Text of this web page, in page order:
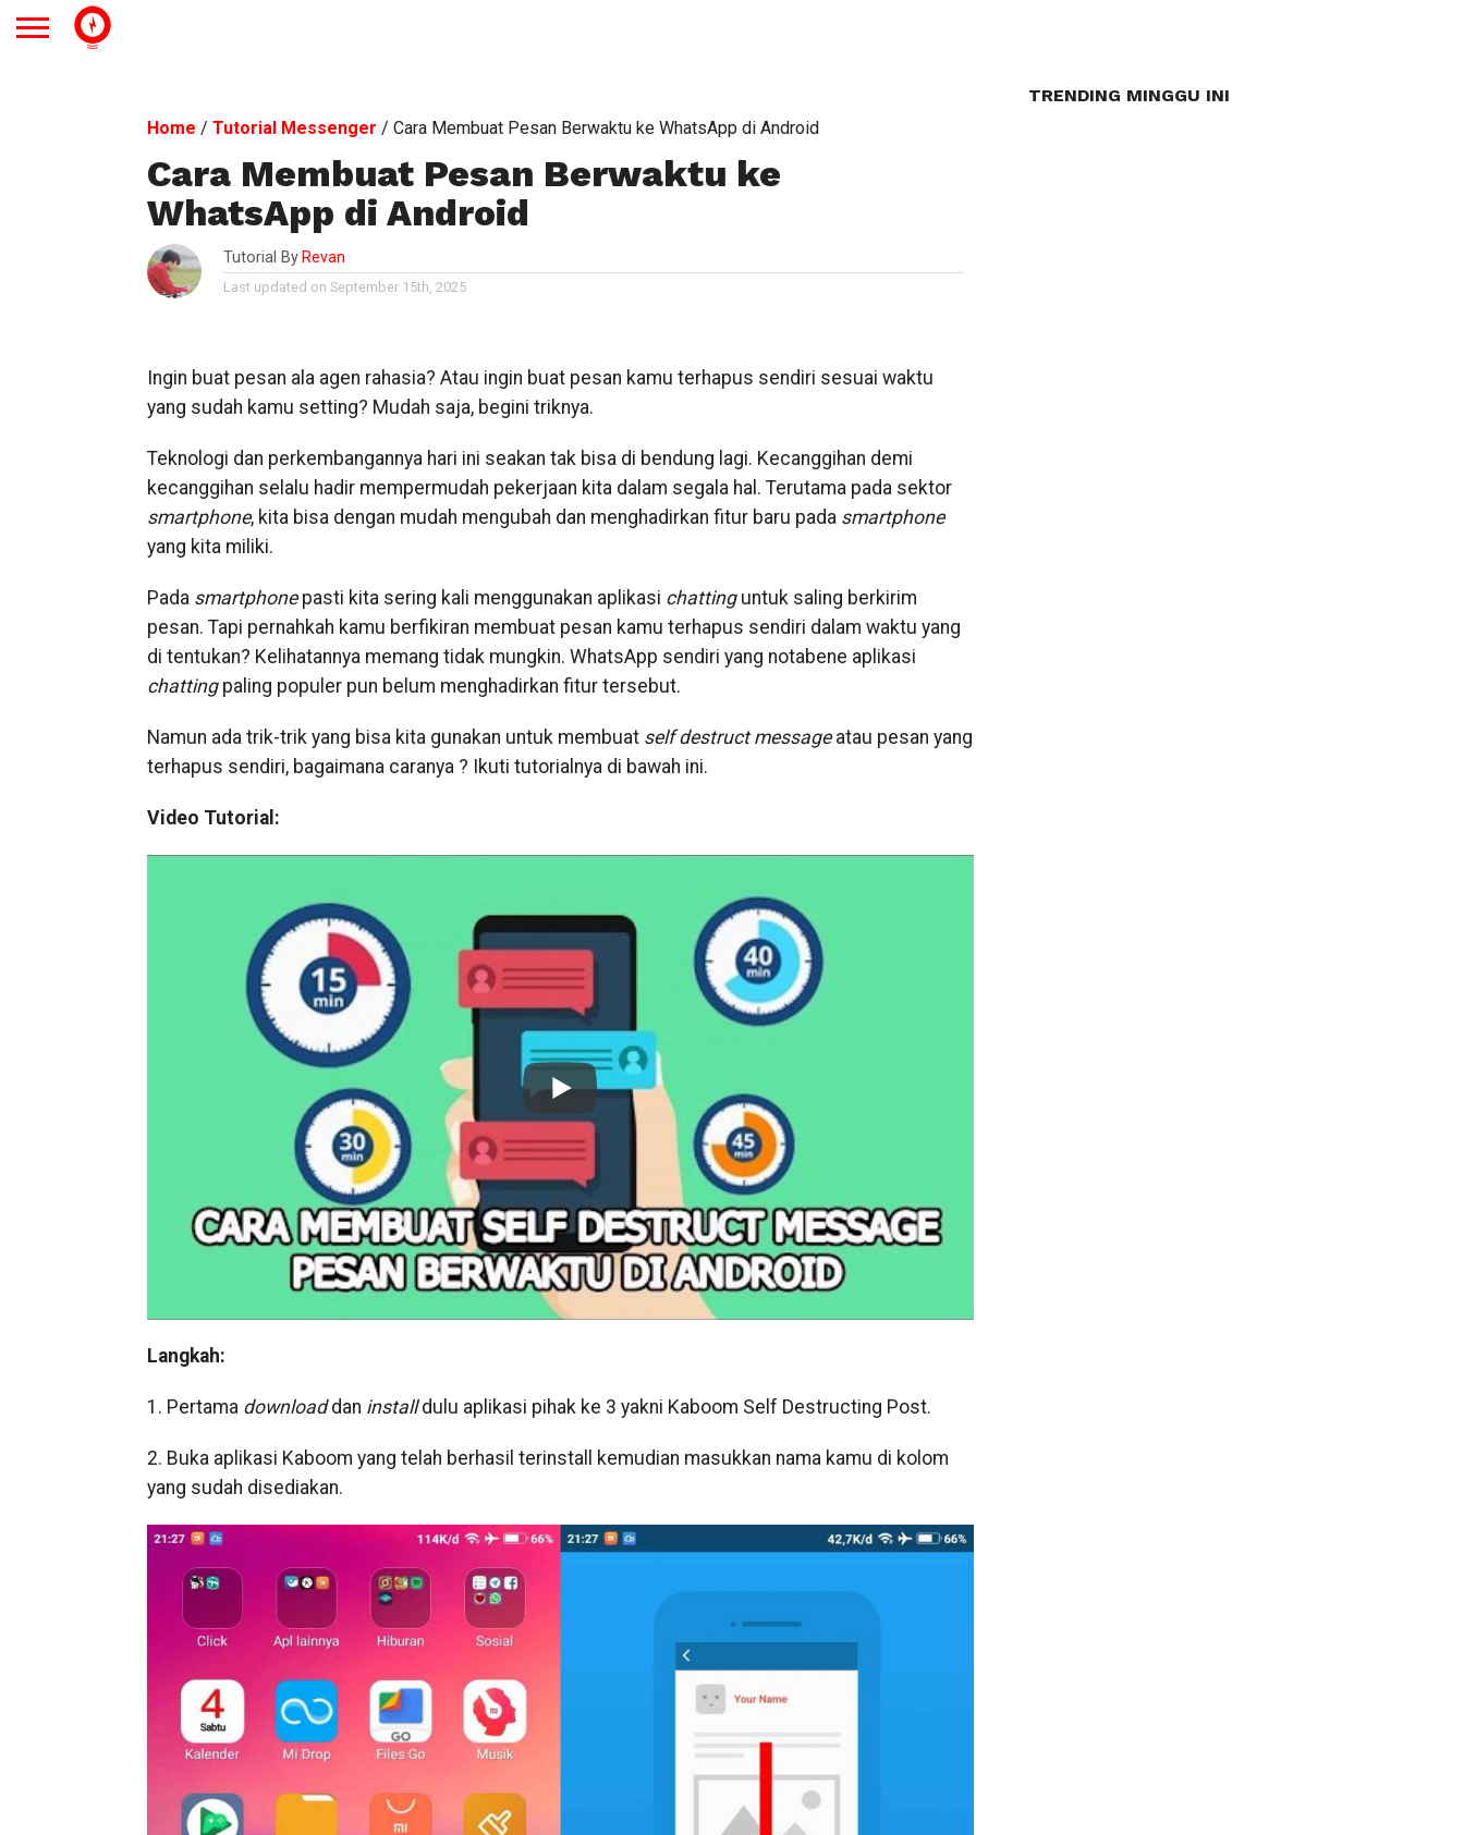
Home / Tutorial Messenger / Cara Membuat Pesan Berwaktu ke WhatsApp di Android
Cara Membuat Pesan Berwaktu ke
WhatsApp di Android
Tutorial By Revan
Last updated on September 15th, 2025
Ingin buat pesan ala agen rahasia? Atau ingin buat pesan kamu terhapus sendiri sesuai waktu
yang sudah kamu setting? Mudah saja, begini triknya.
Teknologi dan perkembangannya hari ini seakan tak bisa di bendung lagi. Kecanggihan demi
kecanggihan selalu hadir mempermudah pekerjaan kita dalam segala hal. Terutama pada sektor
smartphone, kita bisa dengan mudah mengubah dan menghadirkan fitur baru pada smartphone
yang kita miliki.
Pada smartphonepasti kita sering kali menggunakan aplikasi chattinguntuk saling berkirim
pesan. Tapi pernahkah kamu berfikiran membuat pesan kamu terhapus sendiri dalam waktu yang
di tentukan? Kelihatannya memang tidak mungkin. WhatsApp sendiri yang notabene aplikasi
chattingpaling populer pun belum menghadirkan fitur tersebut.
Namun ada trik-trik yang bisa kita gunakan untuk membuat self destruct messageatau pesan yang
terhapus sendiri, bagaimana caranya ? Ikuti tutorialnya di bawah ini.
Video Tutorial:
Langkah:
1. Pertama downloaddan installdulu aplikasi pihak ke 3 yakni Kaboom Self Destructing Post.
2. Buka aplikasi Kaboom yang telah berhasil terinstall kemudian masukkan nama kamu di kolom
yang sudah disediakan.
TRENDING MINGGU INI